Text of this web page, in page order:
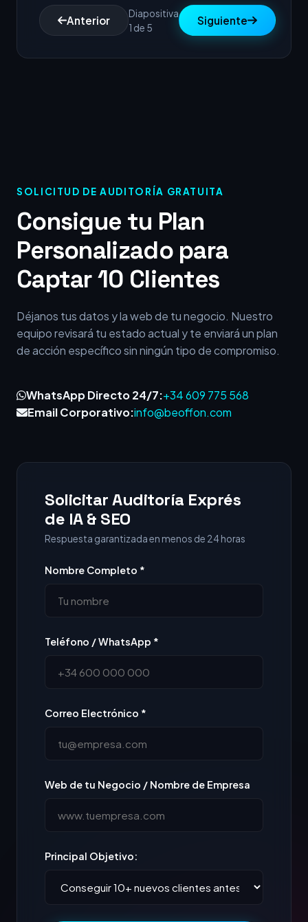
Anterior
Diapositiva
1 de 5
Siguiente
SOLICITUD DE AUDITORÍA GRATUITA
Consigue tu Plan
Personalizado para
Captar 10 Clientes
Déjanos tus datos y la web de tu negocio. Nuestro
equipo revisará tu estado actual y te enviará un plan
de acción específico sin ningún tipo de compromiso.
WhatsApp Directo 24/7:+34 609 775 568
Email Corporativo:info@beoffon.com
Solicitar Auditoría Exprés
de IA & SEO
Respuesta garantizada en menos de 24 horas
Nombre Completo *
Teléfono / WhatsApp *
Correo Electrónico *
Web de tu Negocio / Nombre de Empresa
Principal Objetivo: